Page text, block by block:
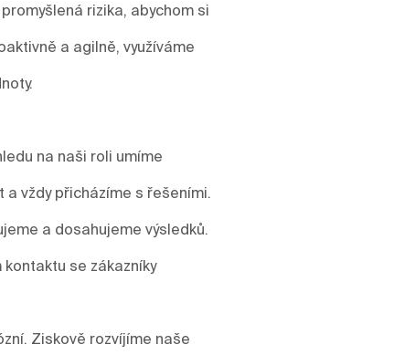
rizika, abychom si
a agilně, využíváme
na naši roli umíme
vždy přicházíme s řešeními.
a dosahujeme výsledků.
se zákazníky
Ziskově rozvíjíme naše